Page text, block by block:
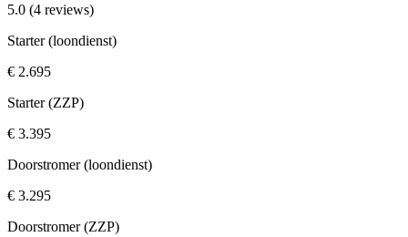
5.0 (4 reviews)
Starter (loondienst)
€ 2.695
Starter (ZZP)
€ 3.395
Doorstromer (loondienst)
€ 3.295
Doorstromer (ZZP)